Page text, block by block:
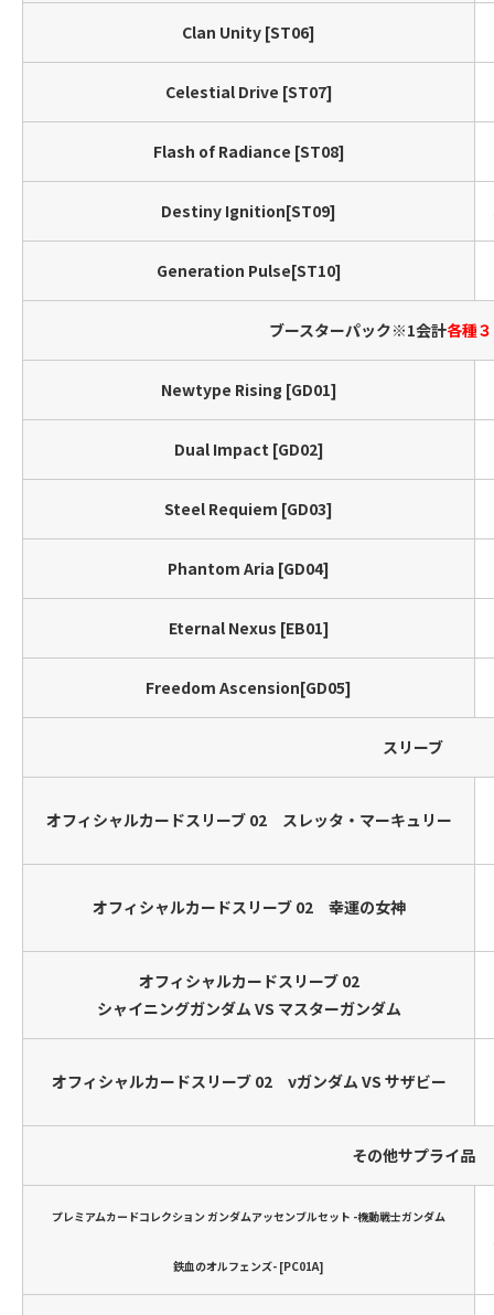
Clan Unity [ST06]
Celestial Drive [ST07]
Flash of Radiance [ST08]
Destiny Ignition[ST09]
Generation Pulse[ST10]
ブースターパック※1会計各種
Newtype Rising [GD01]
Dual Impact [GD02]
Steel Requiem [GD03]
Phantom Aria [GD04]
Eternal Nexus [EB01]
Freedom Ascension[GD05]
スリーブ
オフィシャルカードスリーブ 02 スレッタ・マーキュリー
オフィシャルカードスリーブ 02 幸運の女神
オフィシャルカードスリーブ 02
シャイニングガンダム VS マスターガンダム
オフィシャルカードスリーブ 02 νガンダム VS サザビー
その他サプライ品
プレミアムカードコレクション ガンダムアッセンブルセット -機動戦士ガンダム
鉄血のオルフェンズ- [PC01A]